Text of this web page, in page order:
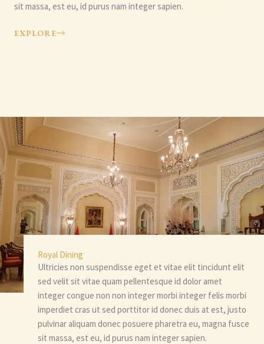
sit massa, est eu, id purus nam integer sapien.
EXPLORE
Royal Dining
Ultricies non suspendisse eget et vitae elit tincidunt elit
sed velit sit vitae quam pellentesque id dolor amet
integer congue non non integer morbi integer felis morbi
imperdiet cras ut sed porttitor id donec duis at est, justo
pulvinar aliquam donec posuere pharetra eu, magna fusce
sit massa, est eu, id purus nam integer sapien.